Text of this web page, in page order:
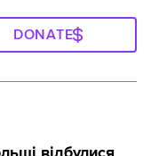
DONATE